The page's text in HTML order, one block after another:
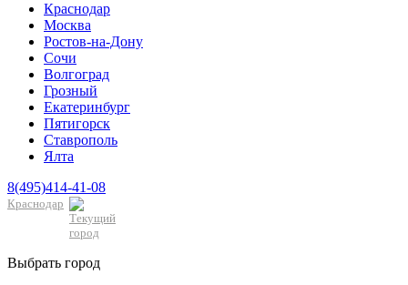
Краснодар
Москва
Ростов-на-Дону
Сочи
Волгоград
Грозный
Екатеринбург
Пятигорск
Ставрополь
Ялта
8(495)414-41-08
Краснодар
Выбрать город